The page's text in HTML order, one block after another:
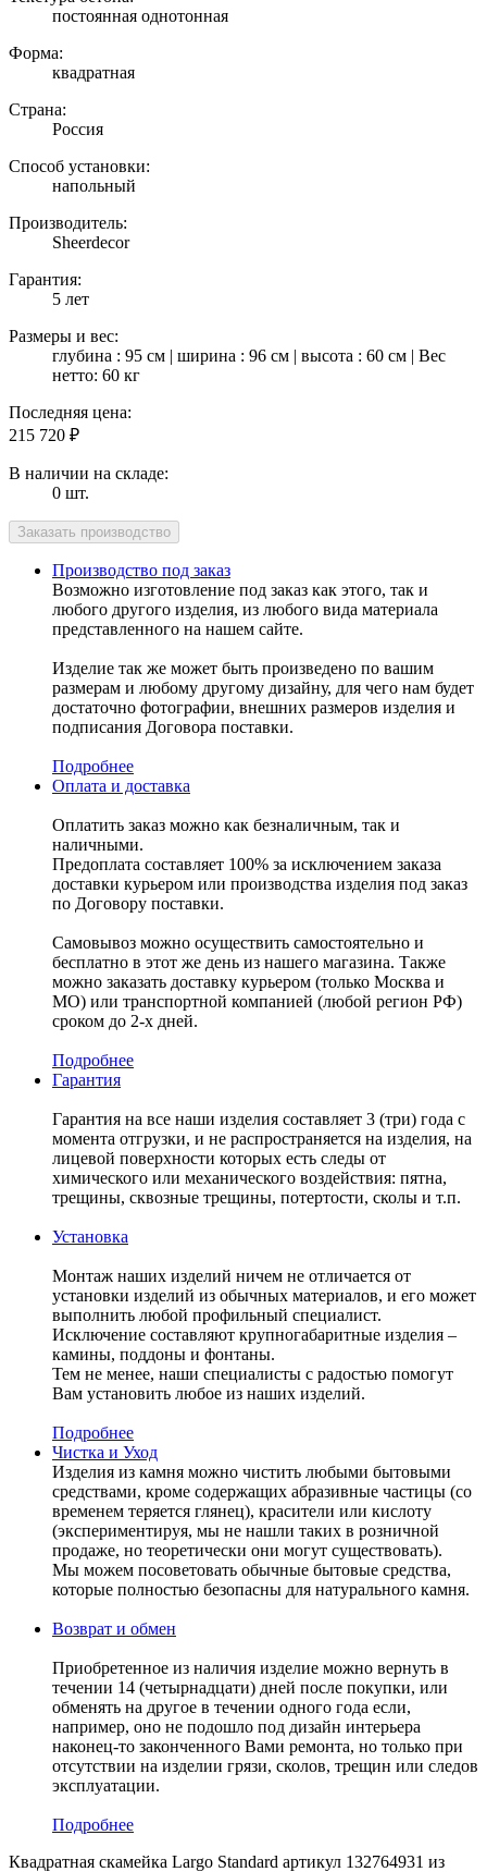
постоянная однотонная
Форма:
квадратная
Страна:
Россия
Способ установки:
напольный
Производитель:
Sheerdecor
Гарантия:
5 лет
Размеры и вес:
глубина : 95 см | ширина : 96 см | высота : 60 см | Вес
нетто: 60 кг
Последняя цена:
215 720 ₽
В наличии на складе:
0 шт.
Производство под заказ
Возможно изготовление под заказ как этого, так и
любого другого изделия, из любого вида материала
представленного на нашем сайте.
Изделие так же может быть произведено по вашим
размерам и любому другому дизайну, для чего нам будет
достаточно фотографии, внешних размеров изделия и
подписания Договора поставки.
Подробнее
Оплата и доставка
Оплатить заказ можно как безналичным, так и
наличными.
Предоплата составляет 100% за исключением заказа
доставки курьером или производства изделия под заказ
по Договору поставки.
Самовывоз можно осуществить самостоятельно и
бесплатно в этот же день из нашего магазина. Также
можно заказать доставку курьером (только Москва и
МО) или транспортной компанией (любой регион РФ)
сроком до 2-х дней.
Подробнее
Гарантия
Гарантия на все наши изделия составляет 3 (три) года с
момента отгрузки, и не распространяется на изделия, на
лицевой поверхности которых есть следы от
химического или механического воздействия: пятна,
трещины, сквозные трещины, потертости, сколы и т.п.
Установка
Монтаж наших изделий ничем не отличается от
установки изделий из обычных материалов, и его может
выполнить любой профильный специалист.
Исключение составляют крупногабаритные изделия –
камины, поддоны и фонтаны.
Тем не менее, наши специалисты с радостью помогут
Вам установить любое из наших изделий.
Подробнее
Чистка и Уход
Изделия из камня можно чистить любыми бытовыми
средствами, кроме содержащих абразивные частицы (со
временем теряется глянец), красители или кислоту
(экспериментируя, мы не нашли таких в розничной
продаже, но теоретически они могут существовать).
Мы можем посоветовать обычные бытовые средства,
которые полностью безопасны для натурального камня.
Возврат и обмен
Приобретенное из наличия изделие можно вернуть в
течении 14 (четырнадцати) дней после покупки, или
обменять на другое в течении одного года если,
например, оно не подошло под дизайн интерьера
наконец-то законченного Вами ремонта, но только при
отсутствии на изделии грязи, сколов, трещин или следов
эксплуатации.
Подробнее
Квадратная скамейка Largo Standard артикул 132764931 из